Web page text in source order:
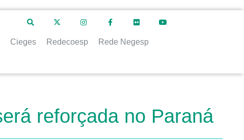
Cieges Redecoesp Rede Negesp
reforçada no Paraná